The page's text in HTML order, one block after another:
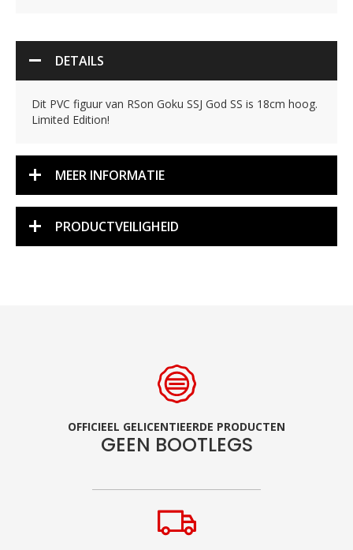
DETAILS
Dit PVC figuur van RSon Goku SSJ God SS is 18cm hoog.
Limited Edition!
MEER INFORMATIE
PRODUCTVEILIGHEID
OFFICIEEL GELICENTIEERDE PRODUCTEN
GEEN BOOTLEGS